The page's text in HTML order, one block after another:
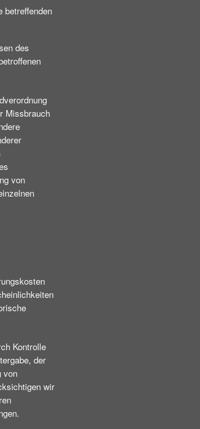
betreffenden
des
Missbrauch
von
Kontrolle
der
von
wir